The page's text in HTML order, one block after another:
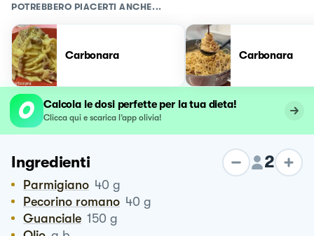
POTREBBERO PIACERTI ANCHE...
Carbonara Carbonara
Calcola le dosi perfette per la tua dieta!
Clicca qui e scarica l’app olivia!
Ingredienti 2
Parmigiano 40 g
Pecorino romano 40 g
Guanciale 150 g